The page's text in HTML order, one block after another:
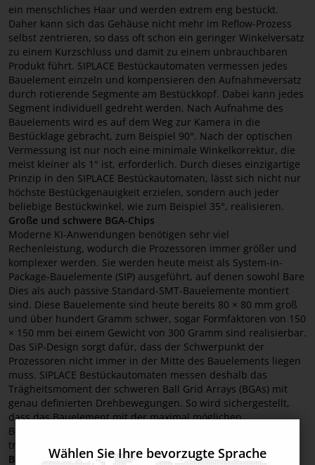
ein menschliches Haar und werden extrem eng bestückt.
Daher kann sich das Gehäuse nicht mehr im Reflow-Prozess
selbst zentrieren, so dass oft schon ein geringer Winkelversatz
zu einem Kurzschluss und damit zu einem unbrauchbaren
Produkt führt. SIPLACE Bestückautomaten vermessen jedes
Bauelement einzeln und kompensieren den Aufnahmeversatz
durch rotierende Segmente am Bestückkopf. Dabei kann jedes
Segment individuell gedreht werden. Nach Aufnahme des
Bauelements wird es auf dem Weg zur Kamera in die
Bestücklage gebracht, zum Beispiel 90°. Nach der optischen
Vermessung ist nur noch eine minimale Winkelkorrektur, die
meist kleiner als 1° ist, erforderlich. Durch dieses einzigartige
Prinzip in den SIPLACE Bestückautomaten, lässt sich nicht nur
höchste Bestückgenauigkeit erzielen, sondern auch jeder
beliebige Bestückwinkel, wie zum Beispiel 35°, realisieren.
Große und schwere BGA-Chips
Moderne KI-Anwendungen benötigen sehr viel
Rechenleistung, wodurch die Prozessoren immer größer und
komplexer werden. Sie werden heute meist als System-in-
Package-Bauelemente (SIP) ausgeführt, auf denen sowohl Bare
Dies als auch passive Standard-SMT-Bauelemente montiert
sind. Diese Bauelemente sind heute bereits 80 × 80 mm groß
und über hundert Gramm schwer, sogar Formfaktoren von 150
× 150 mm bei einem Gewicht von 300 Gramm sind realisierbar.
Das SiP-Design sorgt dafür, dass der Schwerpunkt der
Prozessoren nicht immer in der Mitte des Bauelements liegen
muss. SIPLACE Bestückautomaten messen deshalb das
Trägheitsmoment der schweren Ball Grid Arrays (BGAs) mit
genau definierten Drehbewegungen. So wird sichergestellt,
dass das Bauelement mit der maximal möglichen
Beschleunigung transportiert wird, ohne dass
trägheitsbedingte Störungen auftreten.
Bald 10.000 bis 20.000 Anschlüsse
Wählen Sie Ihre bevorzugte Sprache